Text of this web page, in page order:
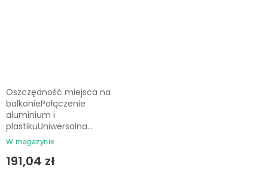
W magazynie
191,04 zł
Oszczędność miejsca na
balkoniePołączenie
aluminium i
plastikuUniwersalna...